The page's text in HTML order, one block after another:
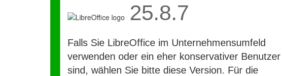
25.8.7
Falls Sie LibreOffice im Unternehmensumfeld
verwenden oder ein eher konservativer Benutzer
sind, wählen Sie bitte diese Version. Für die